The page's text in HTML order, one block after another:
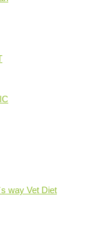
way Vet Diet